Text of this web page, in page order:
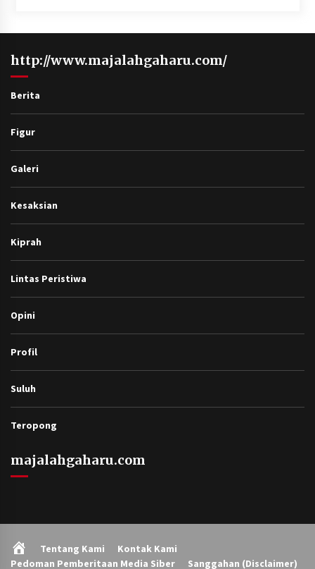
http://www.majalahgaharu.com/
Berita
Figur
Galeri
Kesaksian
Kiprah
Lintas Peristiwa
Opini
Profil
Suluh
Teropong
majalahgaharu.com
Home
Tentang Kami
Kontak Kami
Pedoman Pemberitaan Media Siber
Sanggahan (Disclaimer)